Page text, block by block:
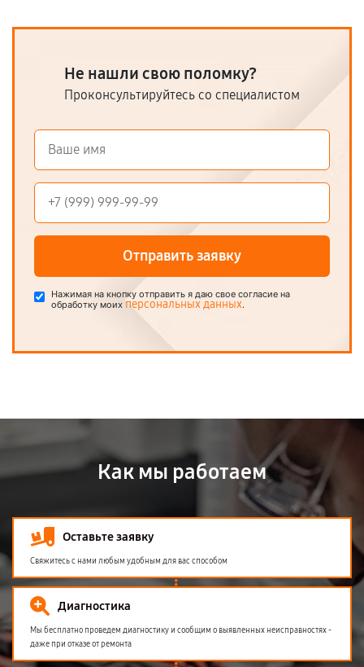
Не нашли свою поломку?
Проконсультируйтесь со специалистом
Отправить заявку
Нажимая на кнопку отправить я даю свое согласие на
обработку моих персональных данных.
Как мы работаем
Оставьте заявку
Свяжитесь с нами любым удобным для вас способом
Диагностика
Мы бесплатно проведем диагностику и сообщим о выявленных неисправностях -
даже при отказе от ремонта